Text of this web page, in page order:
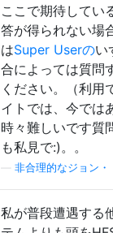
ここで期待してい
答が得られない場
はSuper Userのい
合によっては質問
ください。（利用
イトでは、今では
時々難しいです質
も私見で:)。。
非合理的なジョン・
私が普段遭遇する